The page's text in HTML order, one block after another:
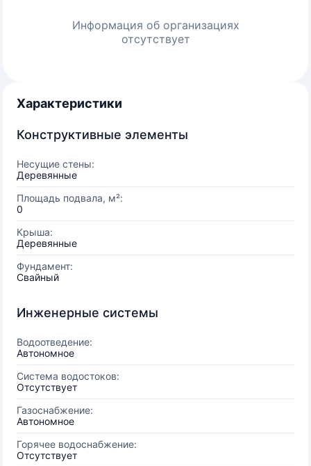
Информация об организациях
отсутствует
Характеристики
Конструктивные элементы
Несущие стены:
Деревянные
Площадь подвала, м²:
0
Крыша:
Деревянные
Фундамент:
Свайный
Инженерные системы
Водоотведение:
Автономное
Система водостоков:
Отсутствует
Газоснабжение:
Автономное
Горячее водоснабжение:
Отсутствует